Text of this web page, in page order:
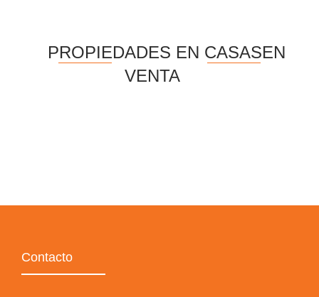
PROPIEDADES EN CASASEN
VENTA
Contacto